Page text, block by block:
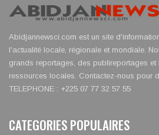
Abidjannewsci.com est un site
l'actualité locale, régionale et mondiale.
grands reportages, des publireportages
ressources locales. Contactez-nous pour
TELEPHONE : +225 07 77 32 57 55
CATEGORIES POPULAIRES